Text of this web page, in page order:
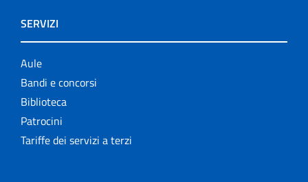
SERVIZI
Aule
Bandi e concorsi
Biblioteca
Patrocini
Tariffe dei servizi a terzi